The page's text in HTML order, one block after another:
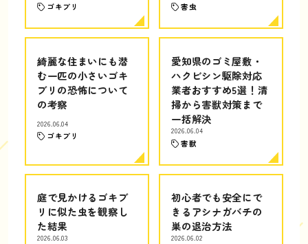
ゴキブリ 害虫
綺麗な住まいにも潜
む一匹の小さいゴキ
ブリの恐怖について
の考察
2026.06.04
ゴキブリ
愛知県のゴミ屋敷・
ハクビシン駆除対応
業者おすすめ5選！清
掃から害獣対策まで
一括解決
2026.06.04
害獣
庭で見かけるゴキブ
リに似た虫を観察し
た結果
2026.06.03
初心者でも安全にで
きるアシナガバチの
巣の退治方法
2026.06.02